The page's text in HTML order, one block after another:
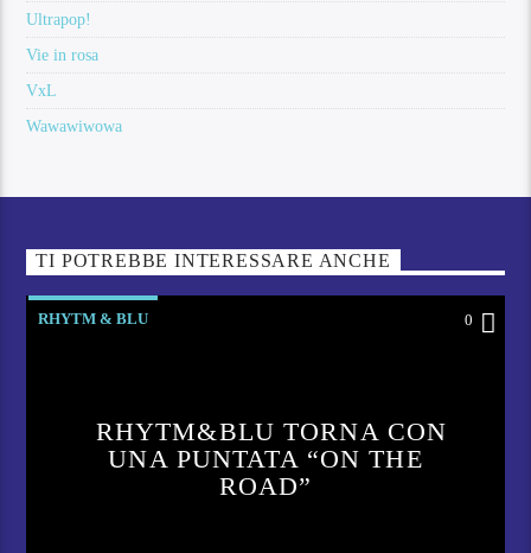
Ultrapop!
Vie in rosa
VxL
Wawawiwowa
TI POTREBBE INTERESSARE ANCHE
RHYTM & BLU 0
RHYTM&BLU TORNA CON
UNA PUNTATA “ON THE
ROAD”